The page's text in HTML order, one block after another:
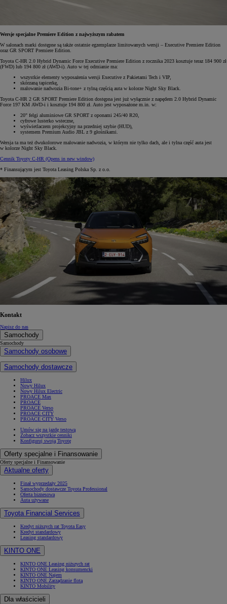
Wersje specjalne Premiere Edition z najwyższym rabatem
W salonach marki dostępne są także ostatnie egzemplarze limitowanych wersji – Executive Premiere Edition
oraz GR SPORT Premiere Edition.
Toyota C-HR 2.0 Hybrid Dynamic Force Executive Premiere Edition z rocznika 2023 kosztuje teraz 184 900 zł
(FWD) lub 194 800 zł (AWD-i). Auto w tej odmianie ma:
wszystkie elementy wyposażenia wersji Executive z Pakietami Tech i VIP,
skórzaną tapicerkę,
malowanie nadwozia Bi-tone+ z tylną częścią auta w kolorze Night Sky Black.
Toyota C-HR 2 GR SPORT Premiere Edition dostępna jest już wyłącznie z napędem 2.0 Hybrid Dynamic
Force 197 KM AWD-i i kosztuje 194 800 zł. Auto jest wyposażone m.in. w:
20" felgi aluminiowe GR SPORT z oponami 245/40 R20,
cyfrowe lusterko wsteczne,
wyświetlaczem projekcyjny na przedniej szybie (HUD),
systemem Premium Audio JBL z 9 głośnikami.
Wersja ta ma też dwukolorowe malowanie nadwozia, w którym nie tylko dach, ale i tylna część auta jest
w kolorze Night Sky Black.
Cennik Toyoty C-HR (Opens in new window)
* Finansującym jest Toyota Leasing Polska Sp. z o.o.
Kontakt
Napisz do nas
Samochody
Samochody
Samochody osobowe
Samochody dostawcze
Hilux
Nowy Hilux
Nowy Hilux Electric
PROACE Max
PROACE
PROACE Verso
PROACE CITY
PROACE CITY Verso
Umów się na jazdę testową
Zobacz wszystkie cenniki
Konfiguruj swoją Toyotę
Oferty specjalne i Finansowanie
Oferty specjalne i Finansowanie
Aktualne oferty
Finał wyprzedaży 2025
Samochody dostawcze Toyota Professional
Oferta biznesowa
Auta używane
Toyota Financial Services
Kredyt niższych rat Toyota Easy
Kredyt standardowy
Leasing standardowy
KINTO ONE
KINTO ONE Leasing niższych rat
KINTO ONE Leasing konsumencki
KINTO ONE Najem
KINTO ONE Zarządzanie flotą
KINTO Mobility
Dla właścicieli